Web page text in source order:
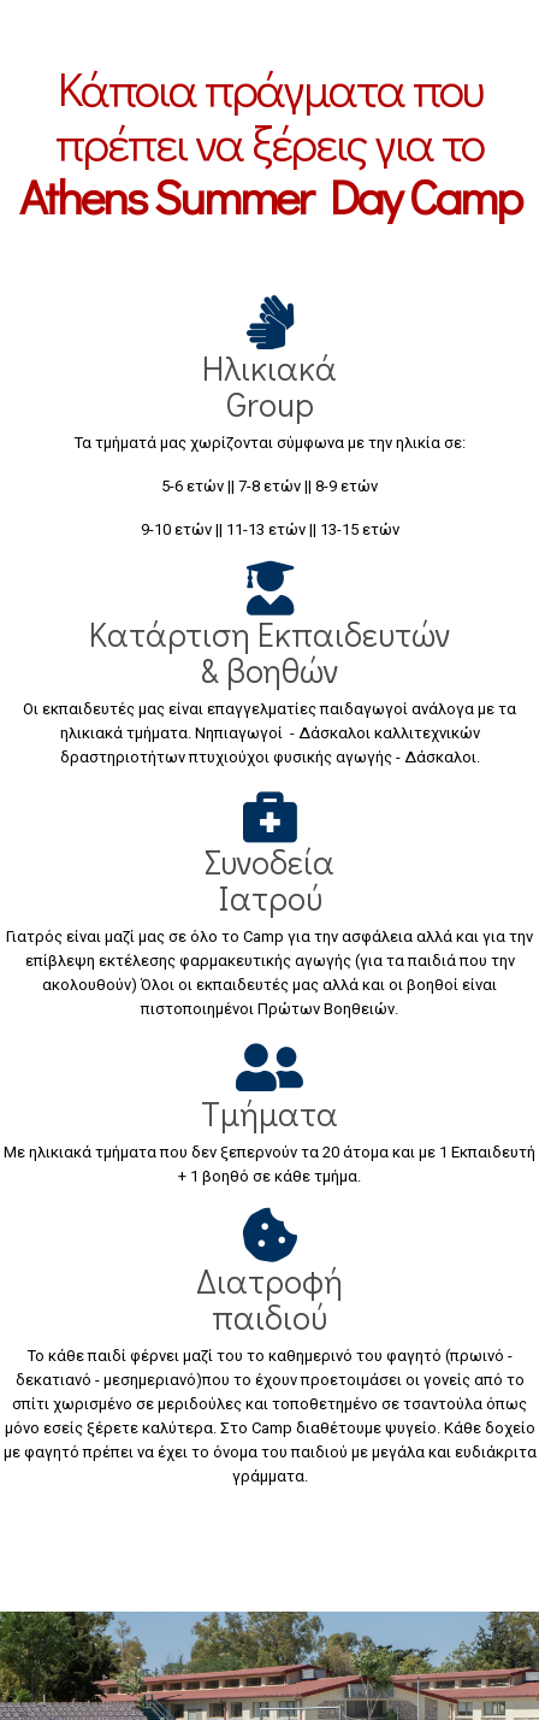
Κάποια πράγματα που
πρέπει να ξέρεις για το
Athens Summer Day Camp
Ηλικιακά
Group
Τα τμήματά μας χωρίζονται σύμφωνα με την ηλικία σε:
5-6 ετών || 7-8 ετών || 8-9 ετών
9-10 ετών || 11-13 ετών || 13-15 ετών
Κατάρτιση Εκπαιδευτών
& βοηθών
Οι εκπαιδευτές μας είναι επαγγελματίες παιδαγωγοί ανάλογα με τα
ηλικιακά τμήματα. Νηπιαγωγοί - Δάσκαλοι καλλιτεχνικών
δραστηριοτήτων πτυχιούχοι φυσικής αγωγής - Δάσκαλοι.
Συνοδεία
Ιατρού
Γιατρός είναι μαζί μας σε όλο το Camp για την ασφάλεια αλλά και για την
επίβλεψη εκτέλεσης φαρμακευτικής αγωγής (για τα παιδιά που την
ακολουθούν) Όλοι οι εκπαιδευτές μας αλλά και οι βοηθοί είναι
πιστοποιημένοι Πρώτων Βοηθειών.
Τμήματα
Με ηλικιακά τμήματα που δεν ξεπερνούν τα 20 άτομα και με 1 Εκπαιδευτή
+ 1 βοηθό σε κάθε τμήμα.
Διατροφή
παιδιού
Το κάθε παιδί φέρνει μαζί του το καθημερινό του φαγητό (πρωινό -
δεκατιανό - μεσημεριανό)που το έχουν προετοιμάσει οι γονείς από το
σπίτι χωρισμένο σε μεριδούλες και τοποθετημένο σε τσαντούλα όπως
μόνο εσείς ξέρετε καλύτερα. Στο Camp διαθέτουμε ψυγείο. Κάθε δοχείο
με φαγητό πρέπει να έχει το όνομα του παιδιού με μεγάλα και ευδιάκριτα
γράμματα.